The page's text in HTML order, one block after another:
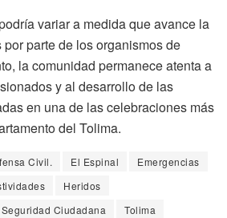
variar a medida que avance la
parte de los organismos de
la comunidad permanece atenta a
y al desarrollo de las
en una de las celebraciones más
del Tolima.
Civil. El Espinal
Emergencias
Heridos
Seguridad Ciudadana Tolima